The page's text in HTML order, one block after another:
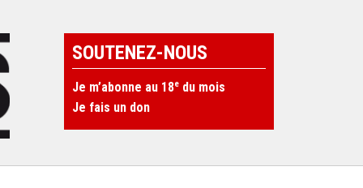
SOUTENEZ-NOUS
Je m’abonne au 18e du mois
Je fais un don